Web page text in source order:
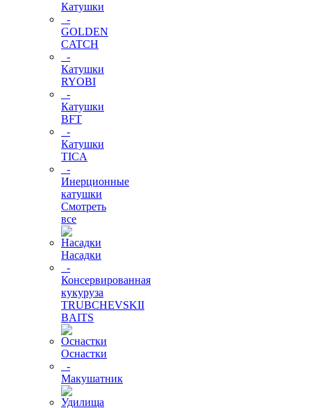
Катушки
-
GOLDEN
CATCH
-
Катушки
RYOBI
-
Катушки
BFT
-
Катушки
TICA
-
Инерционные
катушки
Смотреть
все
Насадки
-
Консервированная
кукуруза
TRUBCHEVSKII
BAITS
Оснастки
-
Макушатник